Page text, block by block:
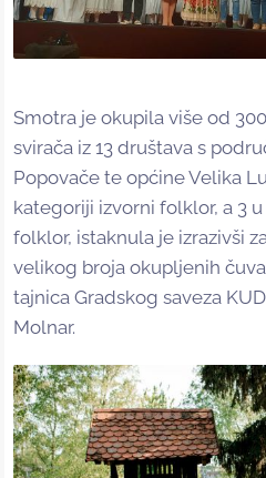
Smotra je okupila više od
svirača iz 13 društava s
Popovače te općine Velika
kategoriji izvorni folklor, a 3
folklor, istaknula je izrazivši
velikog broja okupljenih
tajnica Gradskog saveza
Molnar.